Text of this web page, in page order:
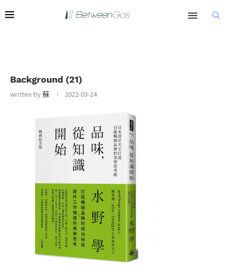
Background (21)
written by蘇 2022-03-24